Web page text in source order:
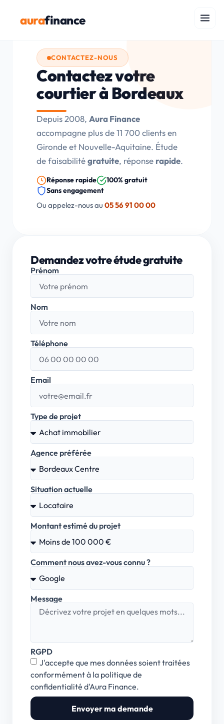
aurafinance
CONTACTEZ-NOUS
Contactez votre
courtier à Bordeaux
Depuis 2008, Aura Finance
accompagne plus de 11 700 clients en
Gironde et Nouvelle-Aquitaine. Étude
de faisabilitégratuite, réponse rapide.
Réponse rapide
100% gratuit
Sans engagement
Ou appelez-nous au 05 56 91 00 00
Demandez votre étude gratuite
Prénom
Nom
Téléphone
Email
Type de projet
Agence préférée
Situation actuelle
Montant estimé du projet
Comment nous avez-vous connu ?
Message
RGPD
J'accepte que mes données soient traitées
conformément à la politique de
confidentialité d'Aura Finance.
Envoyer ma demande